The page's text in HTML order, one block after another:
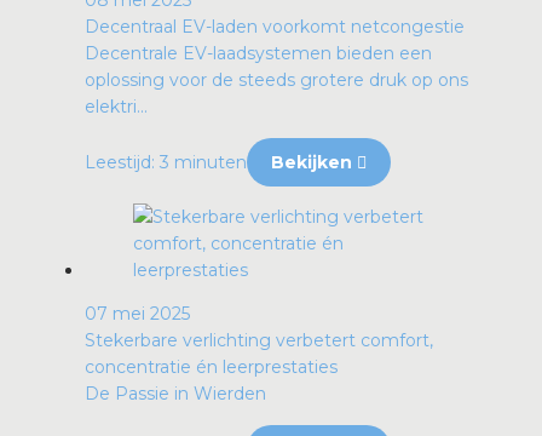
Decentraal EV-laden voorkomt netcongestie
Decentrale EV-laadsystemen bieden een
oplossing voor de steeds grotere druk op ons
elektri...
Leestijd: 3 minuten Bekijken
07 mei 2025
Stekerbare verlichting verbetert comfort,
concentratie én leerprestaties
De Passie in Wierden